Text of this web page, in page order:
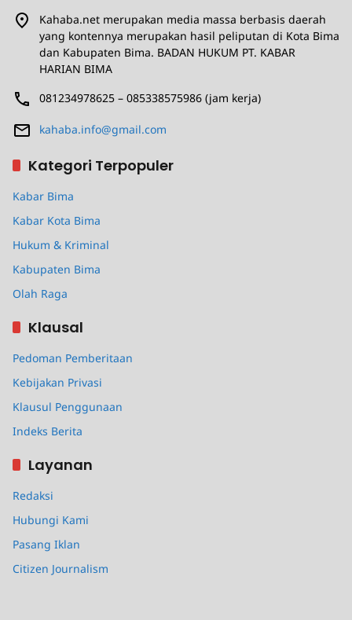
Kahaba.net merupakan media massa berbasis daerah
yang kontennya merupakan hasil peliputan di Kota Bima
dan Kabupaten Bima. BADAN HUKUM PT. KABAR
HARIAN BIMA
081234978625 – 085338575986 (jam kerja)
kahaba.info@gmail.com
Kategori Terpopuler
Kabar Bima
Kabar Kota Bima
Hukum & Kriminal
Kabupaten Bima
Olah Raga
Klausal
Pedoman Pemberitaan
Kebijakan Privasi
Klausul Penggunaan
Indeks Berita
Layanan
Redaksi
Hubungi Kami
Pasang Iklan
Citizen Journalism